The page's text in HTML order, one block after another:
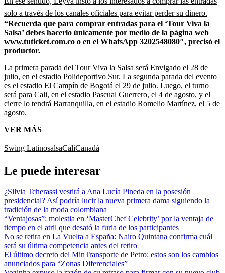
solo a través de los canales oficiales para evitar perder su dinero.
“Recuerda que para comprar entradas para el ‘Tour Viva la
Salsa’ debes hacerlo únicamente por medio de la página web
www.tuticket.com.co o en el WhatsApp 3202548080″, precisó el
productor.
La primera parada del Tour Viva la Salsa será Envigado el 28 de
julio, en el estadio Polideportivo Sur. La segunda parada del evento
es el estadio El Campín de Bogotá el 29 de julio. Luego, el turno
será para Cali, en el estadio Pascual Guerrero, el 4 de agosto, y el
cierre lo tendrá Barranquilla, en el estadio Romelio Martínez, el 5 de
agosto.
VER MÁS
Swing LatinosalsaCaliCanadá
Le puede interesar
¿Silvia Tcherassi vestirá a Ana Lucía Pineda en la posesión
presidencial? Así podría lucir la nueva primera dama siguiendo la
tradición de la moda colombiana
“Ventajosas”: molestia en ‘MasterChef Celebrity’ por la ventaja de
tiempo en el atril que desató la furia de los participantes
No se retira en La Vuelta a España: Nairo Quintana confirma cuál
será su última competencia antes del retiro
El último decreto del MinTransporte de Petro: estos son los cambios
anunciados para “Zonas Diferenciales”